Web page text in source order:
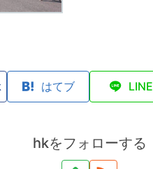
はてブ LINE
hkをフォローする